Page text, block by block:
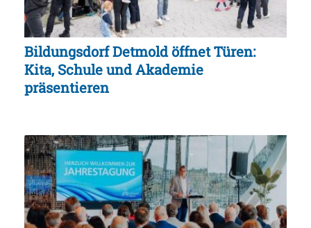
Bildungsdorf Detmold öffnet Türen:
Kita, Schule und Akademie
präsentieren